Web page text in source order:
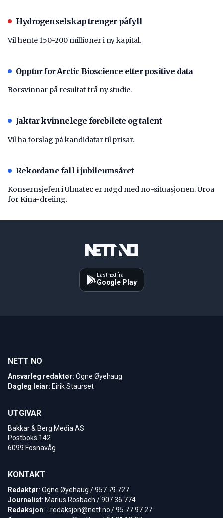
Hydrogenselskap trenger påfyll
Vil hente 150-200 millioner i ny kapital.
Opptur for Arctic Bioscience etter positive data
Børsvinnar på resultat frå ny studie.
Jaktar kvinnelege førebilete og talent
Vil ha forslag på kandidatar til prisar.
Rekordane fall i jubileumsåret
Konsernsjefen i Ulmatec er nøgd med no-situasjonen. Uroa
for Kina-dreiing.
Last ned fra
Google Play
NETT NO
Ansvarleg redaktør: Ogne Øyehaug
Dagleg leiar: Eirik Staurset
UTGIVAR
Bakkar & Berg Media AS
Postboks 142
6099 Fosnavåg
KONTAKT
Redaktør: Ogne Øyehaug / 957 79 727
Journalist: Marius Rosbach / 907 36 774
Redaksjon: - redaksjon@nett.no / 95 77 97 27